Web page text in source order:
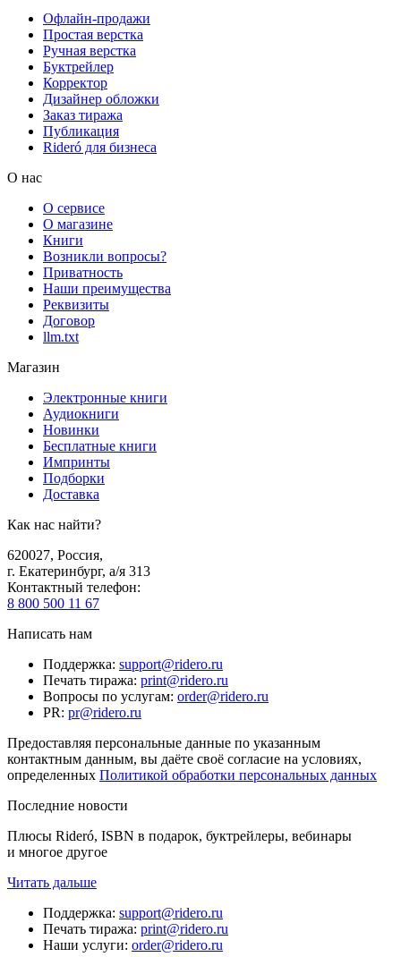
Офлайн-продажи
Простая верстка
Ручная верстка
Буктрейлер
Корректор
Дизайнер обложки
Заказ тиража
Публикация
Rideró для бизнеса
О нас
О сервисе
О магазине
Книги
Возникли вопросы?
Приватность
Наши преимущества
Реквизиты
Договор
llm.txt
Магазин
Электронные книги
Аудиокниги
Новинки
Бесплатные книги
Импринты
Подборки
Доставка
Как нас найти?
620027, Россия,
г. Екатеринбург, а/я 313
Контактный телефон:
8 800 500 11 67
Написать нам
Поддержка: support@ridero.ru
Печать тиража: print@ridero.ru
Вопросы по услугам: order@ridero.ru
PR: pr@ridero.ru
Предоставляя персональные данные по указанным
контактным данным, вы даёте своё согласие на условиях,
определенных Политикой обработки персональных данных
Последние новости
Плюсы Rideró, ISBN в подарок, буктрейлеры, вебинары
и многое другое
Читать дальше
Поддержка: support@ridero.ru
Печать тиража: print@ridero.ru
Наши услуги: order@ridero.ru